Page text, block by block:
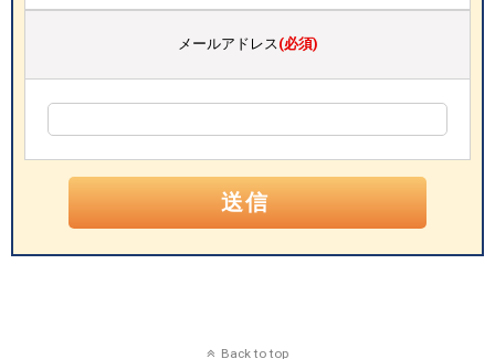
メールアドレス(必須)
Back to top